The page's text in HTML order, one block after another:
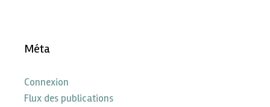
Méta
Connexion
Flux des publications